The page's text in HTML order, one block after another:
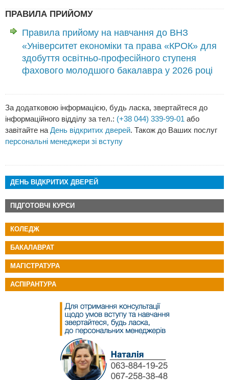
ПРАВИЛА ПРИЙОМУ
Правила прийому на навчання до ВНЗ
«Університет економіки та права «КРОК» для
здобуття освітньо-професійного ступеня
фахового молодшого бакалавра у 2026 році
За додатковою інформацією, будь ласка, звертайтеся до
інформаційного відділу за тел.: (+38 044) 339-99-01 або
завітайте на День відкритих дверей. Також до Ваших послуг
персональні менеджери зі вступу
ДЕНЬ ВІДКРИТИХ ДВЕРЕЙ
ПІДГОТОВЧІ КУРСИ
КОЛЕДЖ
БАКАЛАВРАТ
МАГІСТРАТУРА
АСПІРАНТУРА